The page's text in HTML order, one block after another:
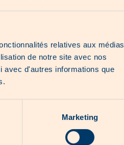
relatives aux médias
de notre site avec nos
avec d'autres informations que
Marketing